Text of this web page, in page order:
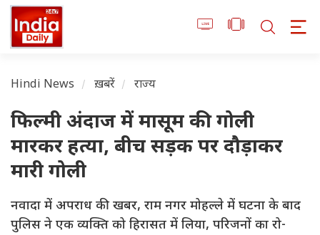
Hindi News ख़बरें राज्य
फिल्मी अंदाज में मासूम की गोली
मारकर हत्या, बीच सड़क पर दौड़ाकर
मारी गोली
नवादा में अपराध की खबर, राम नगर मोहल्ले में घटना के बाद
पुलिस ने एक व्यक्ति को हिरासत में लिया, परिजनों का रो-